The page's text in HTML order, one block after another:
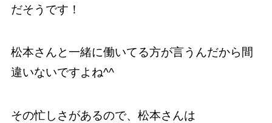
だそうです！
松本さんと一緒に働いてる方が言うんだから間
違いないですよね^^
その忙しさがあるので、松本さんは